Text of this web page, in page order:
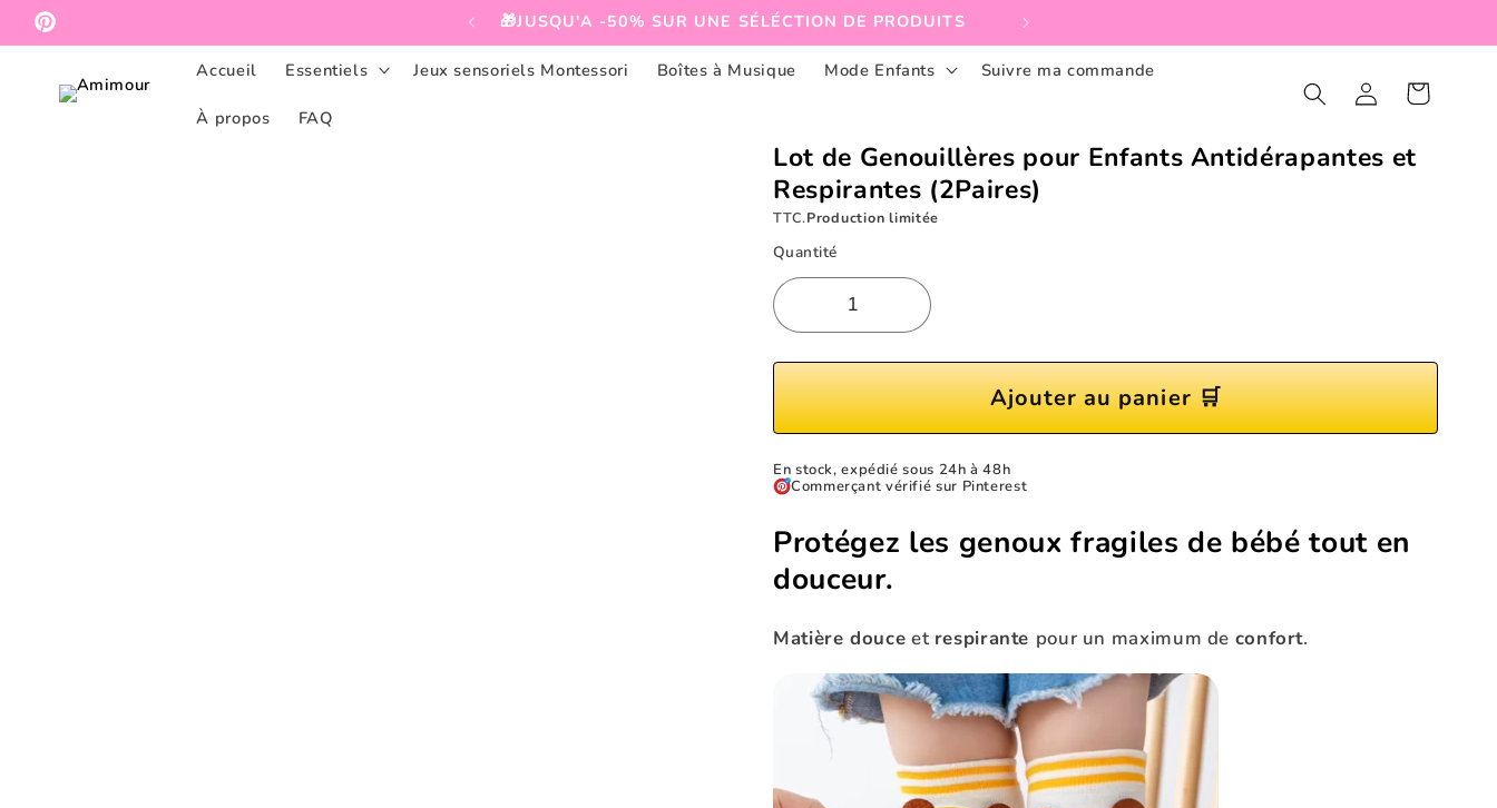
et
passer
au
Pinterest
🎁JUSQU'A -50% SUR UNE SÉLÉCTION DE PRODUITS
Accueil Essentiels Jeux sensoriels Montessori Boîtes à Musique Mode Enfants Suivre ma commande
À propos FAQ
Connexion Panier
Lot de Genouillères pour Enfants Antidérapantes et
Respirantes (2Paires)
TTC.Production limitée
Quantité
Ajouter au panier 🛒
En stock, expédié sous 24h à 48h
Commerçant vérifié sur Pinterest
Protégez les genoux fragiles de bébé tout en
douceur.
Matière douce et respirante pour un maximum de confort.